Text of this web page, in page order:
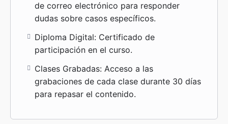
de correo electrónico para responder
dudas sobre casos específicos.
Diploma Digital: Certificado de
participación en el curso.
Clases Grabadas: Acceso a las
grabaciones de cada clase durante 30 días
para repasar el contenido.